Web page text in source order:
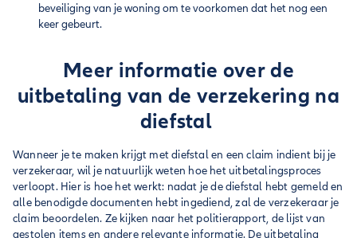
beveiliging van je woning om te voorkomen dat het nog een
keer gebeurt.
Meer informatie over de
uitbetaling van de verzekering na
diefstal
Wanneer je te maken krijgt met diefstal en een claim indient bij je
verzekeraar, wil je natuurlijk weten hoe het uitbetalingsproces
verloopt. Hier is hoe het werkt: nadat je de diefstal hebt gemeld en
alle benodigde documenten hebt ingediend, zal de verzekeraar je
claim beoordelen. Ze kijken naar het politierapport, de lijst van
gestolen items en andere relevante informatie. De uitbetaling